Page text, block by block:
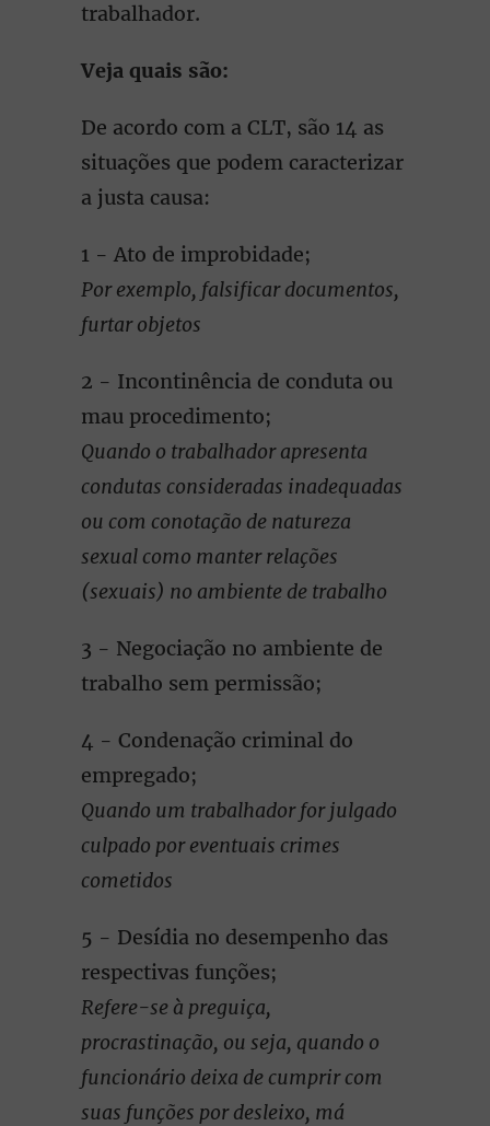
trabalhador.
Veja quais são:
De acordo com a CLT, são 14 as
situações que podem caracterizar
a justa causa:
1 - Ato de improbidade;
Por exemplo, falsificar documentos,
furtar objetos
2 - Incontinência de conduta ou
mau procedimento;
Quando o trabalhador apresenta
condutas consideradas inadequadas
ou com conotação de natureza
sexual como manter relações
(sexuais) no ambiente de trabalho
3 - Negociação no ambiente de
trabalho sem permissão;
4 - Condenação criminal do
empregado;
Quando um trabalhador for julgado
culpado por eventuais crimes
cometidos
5 - Desídia no desempenho das
respectivas funções;
Refere-se à preguiça,
procrastinação, ou seja, quando o
funcionário deixa de cumprir com
suas funções por desleixo, má